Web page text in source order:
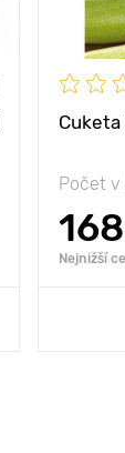
Cuketa
Počet v
168
Nejnižší